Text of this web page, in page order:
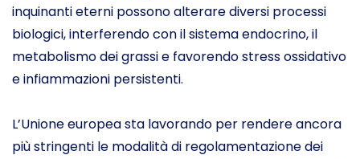
inquinanti eterni possono alterare diversi processi
biologici, interferendo con il sistema endocrino, il
metabolismo dei grassi e favorendo stress ossidativo
e infiammazioni persistenti.
L’Unione europea sta lavorando per rendere ancora
più stringenti le modalità di regolamentazione dei